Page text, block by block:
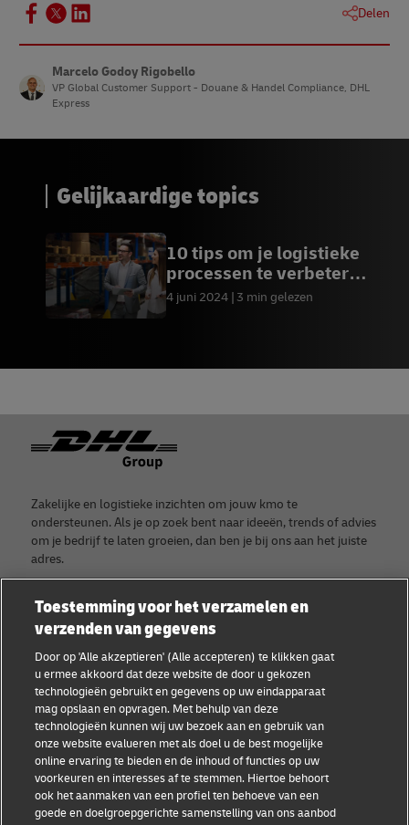
Delen
Marcelo Godoy Rigobello
VP Global Customer Support - Douane & Handel Compliance, DHL
Express
Gelijkaardige topics
10 tips om je logistieke
processen te verbeteren
| DHL BE
4 juni 2024 3 min gelezen
Footer
Zakelijke en logistieke inzichten om jouw kmo te
ondersteunen. Als je op zoek bent naar ideeën, trends of advies
om je bedrijf te laten groeien, dan ben je bij ons aan het juiste
adres.
Getuigenissen van kmo's
Advies voor kmo's
E-commerce advies
B2B advies
Over DHL
Contacteer DHL
Pers
Duurzaamheid
Toestemming voor het verzamelen en
verzenden van gegevens
Door op 'Alle akzeptieren' (Alle accepteren) te klikken gaat
u ermee akkoord dat deze website de door u gekozen
technologieën gebruikt en gegevens op uw eindapparaat
mag opslaan en opvragen. Met behulp van deze
technologieën kunnen wij uw bezoek aan en gebruik van
onze website evalueren met als doel u de best mogelijke
online ervaring te bieden en de inhoud of functies op uw
voorkeuren en interesses af te stemmen. Hiertoe behoort
ook het aanmaken van een profiel ten behoeve van een
goede en doelgroepgerichte samenstelling van ons aanbod